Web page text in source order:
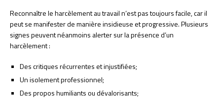
Reconnaître le harcèlement au travail n’est pas toujours facile, car il
peut se manifester de manière insidieuse et progressive. Plusieurs
signes peuvent néanmoins alerter sur la présence d’un
harcèlement :
Des critiques récurrentes et injustifiées;
Un isolement professionnel;
Des propos humiliants ou dévalorisants;